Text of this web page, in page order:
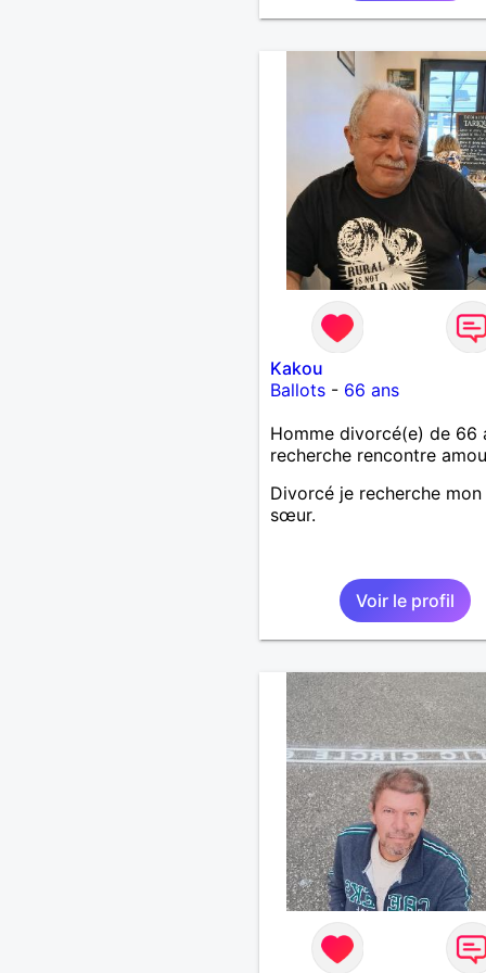
Kakou
Ballots- 66 ans
Homme divorcé(e) de 66
recherche rencontre
Divorcé je recherche mon
sœur.
Voir le profil